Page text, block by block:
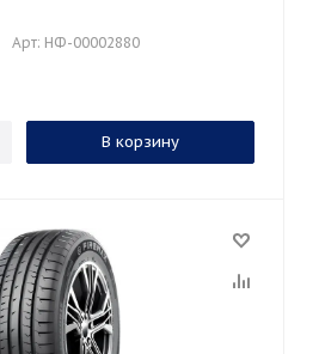
Арт: НФ-00002880
В корзину